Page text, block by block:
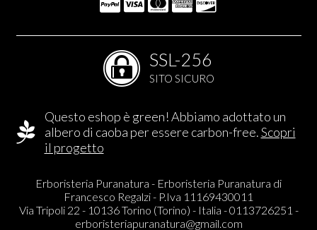
SSL-256
SITO SICURO
Questo eshop è green! Abbiamo adottato un
albero di caoba per essere carbon-free.Scopri
il progetto
Erboristeria Puranatura - Erboristeria Puranatura di
Francesco Regalzi - P.Iva 11169430011
Via Tripoli 22 - 10136 Torino (Torino) - Italia - 0113726251 -
erboristeriapuranatura@gmail.com